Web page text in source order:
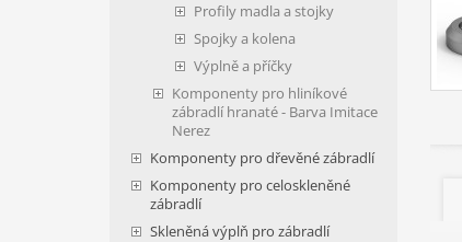
Profily madla a stojky
Spojky a kolena
Výplně a příčky
Komponenty pro hliníkové
zábradlí hranaté - Barva Imitace
Nerez
Komponenty pro dřevěné zábradlí
Komponenty pro celoskleněné
zábradlí
Skleněná výplň pro zábradlí